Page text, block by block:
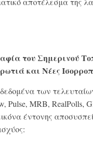
του Σημερινού
και Νέες
των
Pulse, MRB, RealPolls,
έντονης
: